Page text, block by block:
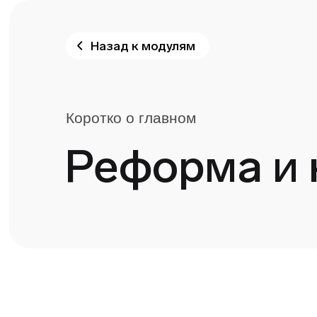
Реформа и
Назад к модулям
Коротко о главном